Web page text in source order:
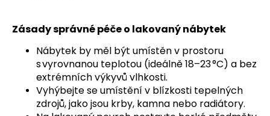
Zásady správné péče o lakovaný nábytek
Nábytek by měl být umístěn v prostoru
s vyrovnanou teplotou (ideálně 18–23 °C) a bez
extrémních výkyvů vlhkosti.
Vyhýbejte se umístění v blízkosti tepelných
zdrojů, jako jsou krby, kamna nebo radiátory.
č